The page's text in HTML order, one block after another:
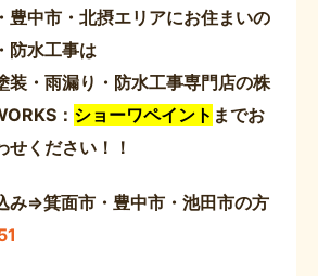
豊中市・北摂エリアにお住まいの
水工事は
装・雨漏り・防水工事専門店の株
： ショーワペイント までお
せください！！
み⇒箕面市・豊中市・池田市の方